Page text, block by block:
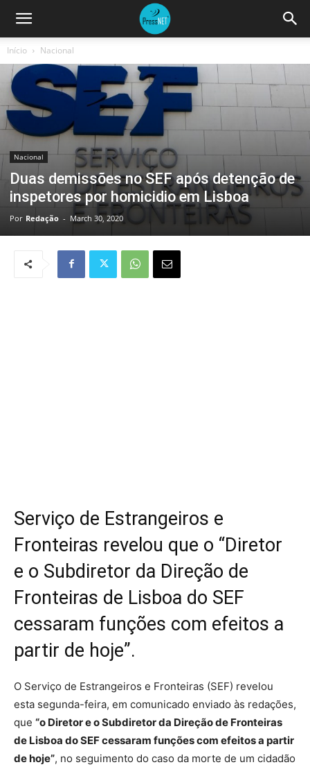
Início Nacional
Nacional
Duas demissões no SEF após detenção de
inspetores por homicidio em Lisboa
Por Redação - March 30, 2020
Serviço de Estrangeiros e
Fronteiras revelou que o “Diretor
e o Subdiretor da Direção de
Fronteiras de Lisboa do SEF
cessaram funções com efeitos a
partir de hoje”.
O Serviço de Estrangeiros e Fronteiras (SEF) revelou
esta segunda-feira, em comunicado enviado às redações,
que “o Diretor e o Subdiretor da Direção de Fronteiras
de Lisboa do SEF cessaram funções com efeitos a partir
de hoje”, no seguimento do caso da morte de um cidadão